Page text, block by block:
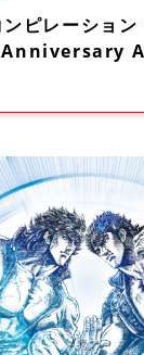
ピレーション